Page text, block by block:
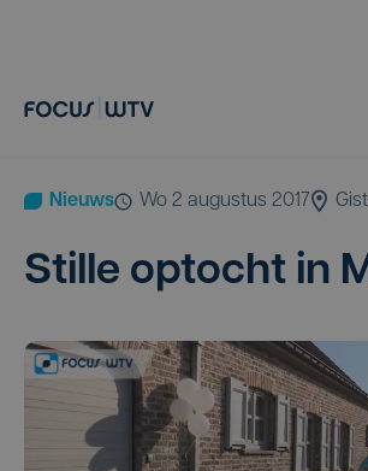
Nieuws wo 2 augustus 2017
Stil­le optocht in